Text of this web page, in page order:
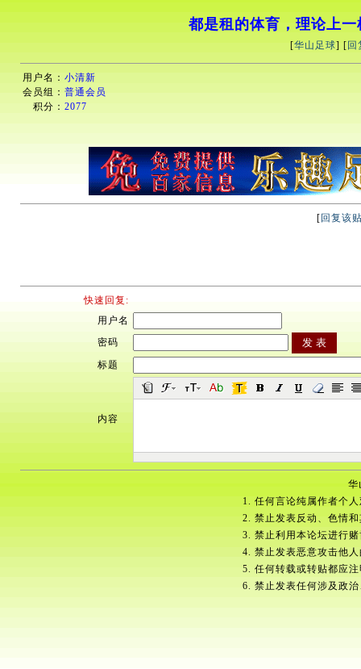
都是租的体育，理论上
[华山足球] [ 回
用户名： 小清新
会员组： 普通会员
积分： 2077
[ 回复该
快速回复:
用户名
密码
标题
内容
华
1. 任何言论纯属作者个
2. 禁止发表反动、色情
3. 禁止利用本论坛进行
4. 禁止发表恶意攻击他
5. 任何转载或转贴都应
6. 禁止发表任何涉及政